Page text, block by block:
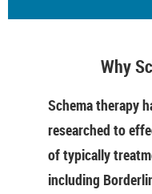
Why
Schema therapy
researched to
of typically
including